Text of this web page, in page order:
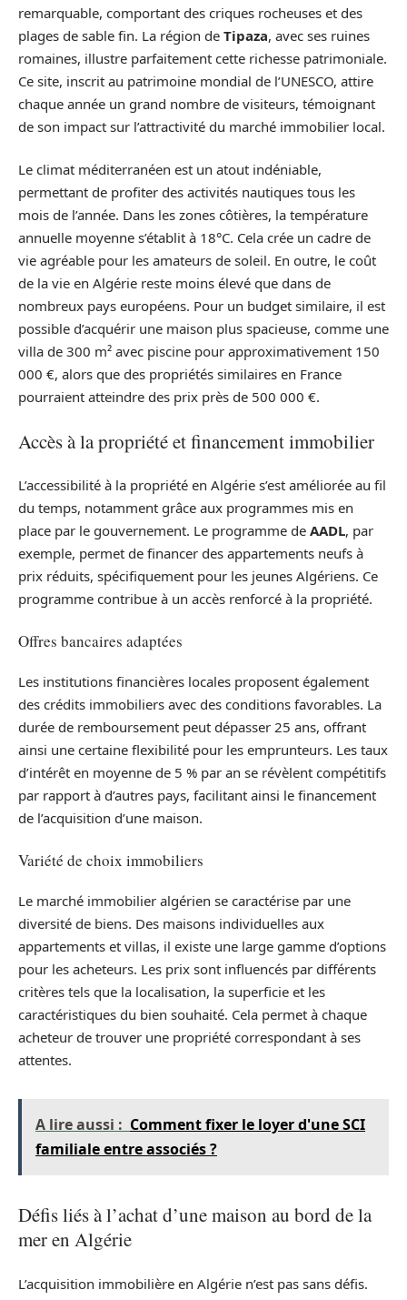
remarquable, comportant des criques rocheuses et des
plages de sable fin. La région de Tipaza, avec ses ruines
romaines, illustre parfaitement cette richesse patrimoniale.
Ce site, inscrit au patrimoine mondial de l’UNESCO, attire
chaque année un grand nombre de visiteurs, témoignant
de son impact sur l’attractivité du marché immobilier local.
Le climat méditerranéen est un atout indéniable,
permettant de profiter des activités nautiques tous les
mois de l’année. Dans les zones côtières, la température
annuelle moyenne s’établit à 18°C. Cela crée un cadre de
vie agréable pour les amateurs de soleil. En outre, le coût
de la vie en Algérie reste moins élevé que dans de
nombreux pays européens. Pour un budget similaire, il est
possible d’acquérir une maison plus spacieuse, comme une
villa de 300 m² avec piscine pour approximativement 150
000 €, alors que des propriétés similaires en France
pourraient atteindre des prix près de 500 000 €.
Accès à la propriété et financement immobilier
L’accessibilité à la propriété en Algérie s’est améliorée au fil
du temps, notamment grâce aux programmes mis en
place par le gouvernement. Le programme de AADL, par
exemple, permet de financer des appartements neufs à
prix réduits, spécifiquement pour les jeunes Algériens. Ce
programme contribue à un accès renforcé à la propriété.
Offres bancaires adaptées
Les institutions financières locales proposent également
des crédits immobiliers avec des conditions favorables. La
durée de remboursement peut dépasser 25 ans, offrant
ainsi une certaine flexibilité pour les emprunteurs. Les taux
d’intérêt en moyenne de 5 % par an se révèlent compétitifs
par rapport à d’autres pays, facilitant ainsi le financement
de l’acquisition d’une maison.
Variété de choix immobiliers
Le marché immobilier algérien se caractérise par une
diversité de biens. Des maisons individuelles aux
appartements et villas, il existe une large gamme d’options
pour les acheteurs. Les prix sont influencés par différents
critères tels que la localisation, la superficie et les
caractéristiques du bien souhaité. Cela permet à chaque
acheteur de trouver une propriété correspondant à ses
attentes.
A lire aussi : Comment fixer le loyer d'une SCI
familiale entre associés ?
Défis liés à l’achat d’une maison au bord de la
mer en Algérie
L’acquisition immobilière en Algérie n’est pas sans défis.